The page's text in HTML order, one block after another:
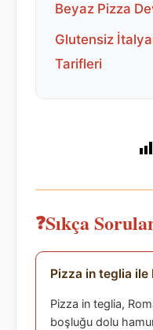
Beyaz Pizza
Glutensiz
Tarifleri
Sıkça
Pizza in teglia ile
Pizza in teglia,
boşluğu dolu